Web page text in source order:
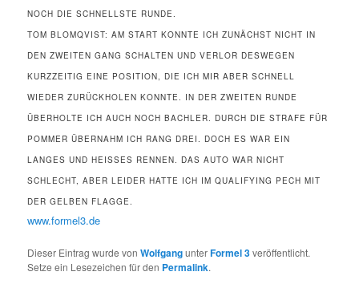
NOCH DIE SCHNELLSTE RUNDE.
TOM BLOMQVIST: AM START KONNTE ICH ZUNÄCHST NICHT IN
DEN ZWEITEN GANG SCHALTEN UND VERLOR DESWEGEN
KURZZEITIG EINE POSITION, DIE ICH MIR ABER SCHNELL
WIEDER ZURÜCKHOLEN KONNTE. IN DER ZWEITEN RUNDE
ÜBERHOLTE ICH AUCH NOCH BACHLER. DURCH DIE STRAFE FÜR
POMMER ÜBERNAHM ICH RANG DREI. DOCH ES WAR EIN
LANGES UND HEISSES RENNEN. DAS AUTO WAR NICHT S
CHLECHT, ABER LEIDER HATTE ICH IM QUALIFYING PECH MIT D
ER GELBEN FLAGGE.
www.formel3.de
Dieser Eintrag wurde vonWolfgangunterFormel 3veröffentlicht.
Setze ein Lesezeichen für den Permalink.